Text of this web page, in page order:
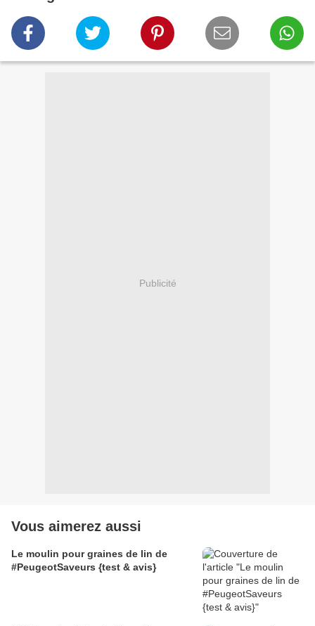
Publicité
Vous aimerez aussi
Le moulin pour graines de lin de
#PeugeotSaveurs {test & avis}